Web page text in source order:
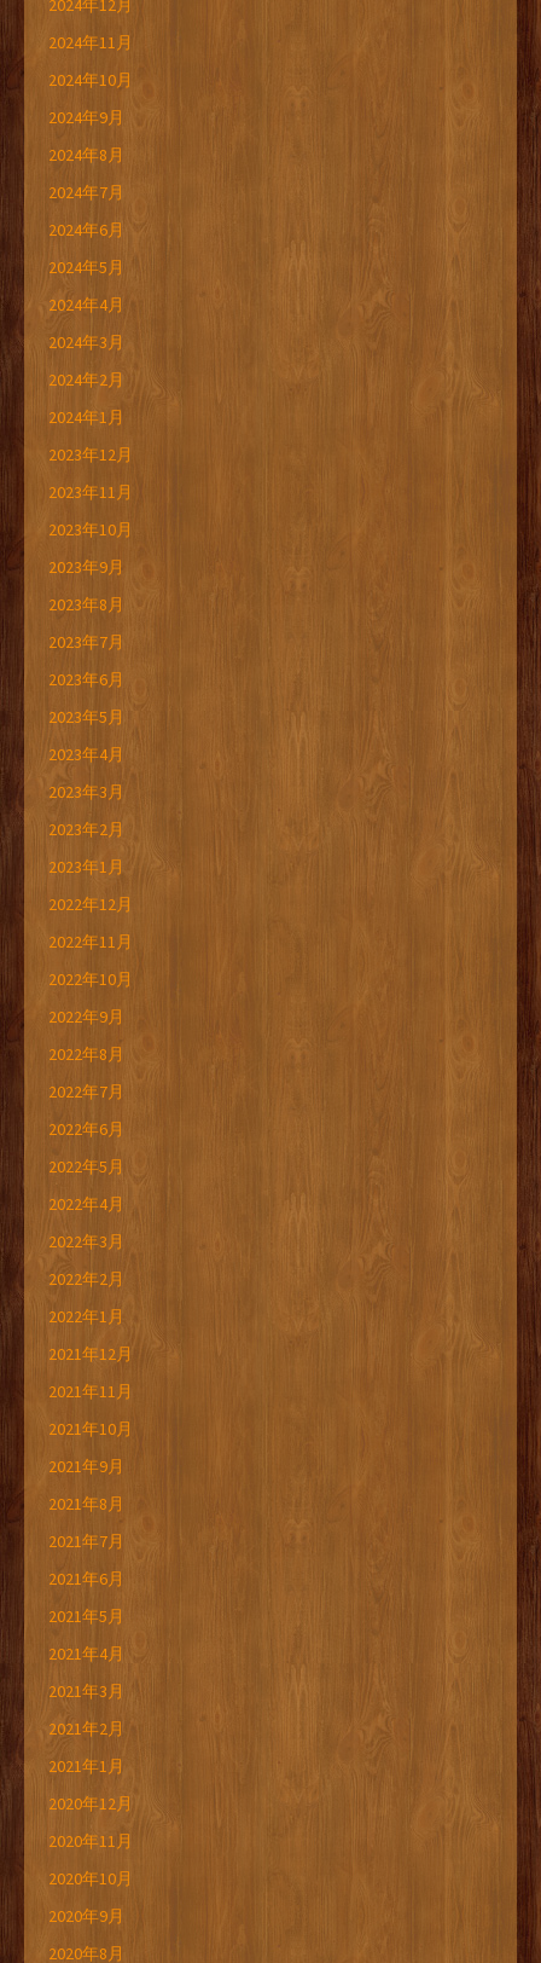
2024年11月
2024年10月
2024年9月
2024年8月
2024年7月
2024年6月
2024年5月
2024年4月
2024年3月
2024年2月
2024年1月
2023年12月
2023年11月
2023年10月
2023年9月
2023年8月
2023年7月
2023年6月
2023年5月
2023年4月
2023年3月
2023年2月
2023年1月
2022年12月
2022年11月
2022年10月
2022年9月
2022年8月
2022年7月
2022年6月
2022年5月
2022年4月
2022年3月
2022年2月
2022年1月
2021年12月
2021年11月
2021年10月
2021年9月
2021年8月
2021年7月
2021年6月
2021年5月
2021年4月
2021年3月
2021年2月
2021年1月
2020年12月
2020年11月
2020年10月
2020年9月
2020年8月